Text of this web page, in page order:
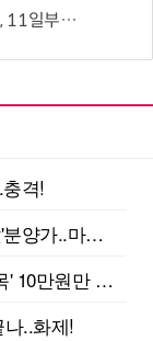
케팅 금지